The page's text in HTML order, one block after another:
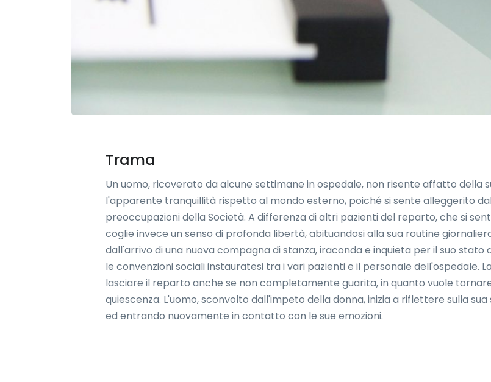
Trama
Un uomo, ricoverato da alcune settimane in ospedale, non risente affatto della
l'apparente tranquillità rispetto al mondo esterno, poiché si sente alleggerito
preoccupazioni della Società. A differenza di altri pazienti del reparto, che si
coglie invece un senso di profonda libertà, abituandosi alla sua routine
dall'arrivo di una nuova compagna di stanza, iraconda e inquieta per il suo
le convenzioni sociali instauratesi tra i vari pazienti e il personale dell'ospedale.
lasciare il reparto anche se non completamente guarita, in quanto vuole
quiescenza. L'uomo, sconvolto dall'impeto della donna, inizia a riflettere sulla
ed entrando nuovamente in contatto con le sue emozioni.